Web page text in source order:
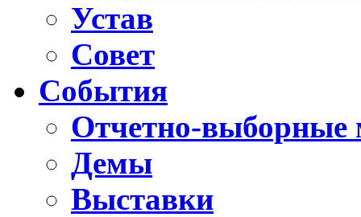
Устав
Совет
События
Отчетно-выборные
Демы
Выставки